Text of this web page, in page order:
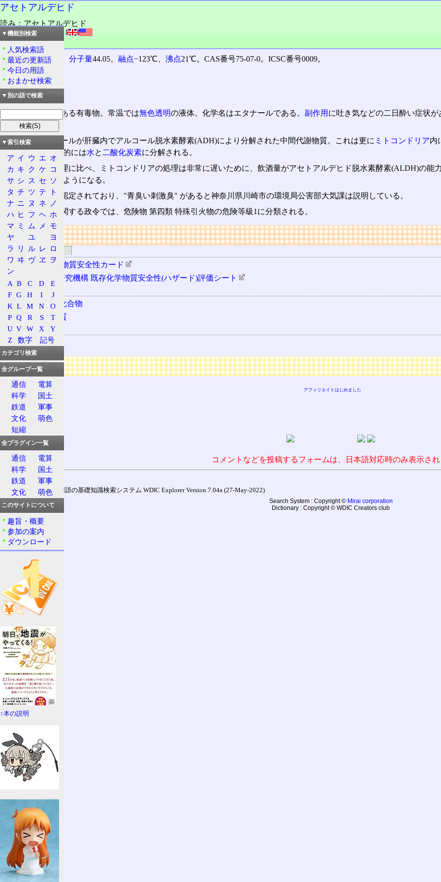
アセトアルデヒド
読み：アセトアルデヒド
外語：acetaldehyde
品詞：名詞
分子式CH3CHO。分子量44.05。融点−123℃、沸点21℃。CAS番号75-07-0。ICSC番号0009。
アセトアルデヒド
独特の刺激臭のある有毒物。常温では無色透明の液体。化学名はエタナールである。副作用 に吐き気などの二日酔い症状
されている。
血液中のアルコールが肝臓内でアルコール脱水素酵素(ADH)により分解された中間代謝物質。これは更に ミトコンドリア内
酢酸となり、最終的には水と 二酸化炭素に分解される。
しかし肝臓の処理に比べ、ミトコンドリアの処理は非常に遅いために、飲酒量がアセトアルデヒド脱水素酵素(ALDH)の
いの症状を呈するようになる。
特定悪臭物質に認定されており、"青臭い刺激臭" があると神奈川県川崎市の環境局公害部大気課は説明している。
危険物の規制に関する政令では、危険物 第四類 特殊引火物の危険等級1に分類される。
リンク
関連するリンク
ICSC 国際化学物質安全性カード
化学物質評価研究機構 既存化学物質安全性(ハザード)評価シート
揮発性有機化合物
特定悪臭物質
関連する用語
アルデヒド
広告
アフィリエイトはじめました
コメントなどを投稿するフォームは、日本語対応時のみ表示さ
通信用語の基礎知識検索システム WDIC Explorer Version 7.04a (27-May-2022)
Search System : Copyright © Mirai corporation
Dictionary : Copyright © WDIC Creators club
▼機能別検索
人気検索語
最近の更新語
今日の用語
おまかせ検索
▼別の語で検索
▼索引検索
ア イ ウ エ オ
カ キ ク ケ コ
サ シ ス セ ソ
タ チ ツ テ
ト
ナ ニ ヌ ネ
ノ
ハ ヒ フ ヘ ホ
マ ミ ム メ
モ
ヤ
ユ
ヨ
ラ
リ ル レ ロ
ワ ヰ ヴ ヱ
ヲ
ン
A B C D
E
F G H I
J
K L M N
O
P Q R S
T
U V W X
Y
Z
数字 記号
カテゴリ検索
全グループ一覧
通信
電算
科学
国土
鉄道
軍事
文化
萌色
短縮
全プラグイン一覧
通信
電算
科学
国土
鉄道
軍事
文化
萌色
このサイトについて
趣旨・概要
参加の案内
ダウンロード
↑本の説明